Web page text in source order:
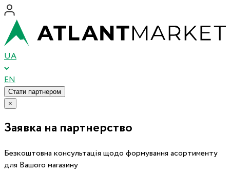
UA
EN
Стати партнером
×
Заявка на партнерство
Безкоштовна консультація щодо формування асортименту
для Вашого магазину